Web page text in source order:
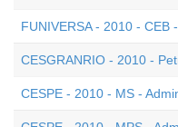
FUNIVERSA - 2010 - CEB
CESGRANRIO - 2010 -
CESPE - 2010 - MS -